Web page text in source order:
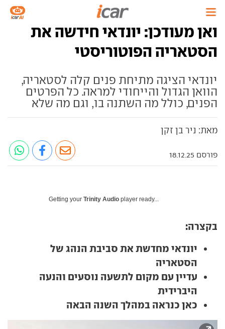
ואן מעודכן: יונדאי חידשה את
הסטאריה הפוטוריסטי
יונדאי הציגה מתיחת פנים קלה לסטאריה,
הוואן הגדול והייחודי למראה. כל הפרטים
הפנים, כולל מה השתנה בו, וגם מה שלא
מאת: ניר בן זקן
פורסם 18.12.25
Getting your Trinity Audio player ready...
בקצרה:
יונדאי מחדשת את סביבת הנהג של
הסטאריה
עדיין עם מקום לתשעה נוסעים והנעה
היברידית
כאן כנראה במהלך השנה הבאה